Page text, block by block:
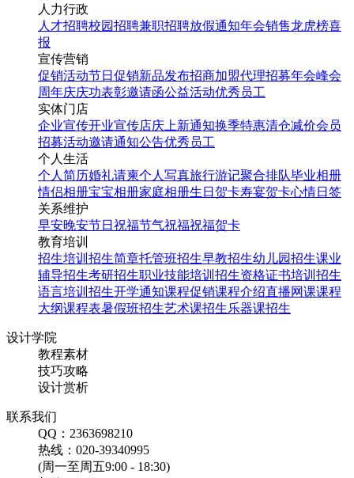
人力行政
人才招聘校园招聘兼职招聘放假通知年会销售龙虎榜喜
报
宣传营销
促销活动节日促销新品发布招商加盟代理招募年会峰会
周年庆庆功表彰邀请函公益活动优秀员工
实体门店
企业宣传开业宣传店庆 上新通知换季特惠清仓减价会员
招募活动邀请通知公告优秀员工
个人生活
个人简历婚礼请柬个人写真旅行游记聚合排队毕业相册
情侣相册宝宝相册家庭相册生日贺卡寿宴贺卡心情日签
关系维护
早安晚安节日祝福节气祝福祝福贺卡
教育培训
招生培训 招生简章托管班招生早教招生幼儿园招生课业
辅导招生考研招生职业技能培训招生资格证书培训招生
语言培训招生开学通知课程促销课程介绍直播网课课程
大纲课程表暑假班招生艺术课招生乐器课招生
设计学院
教程素材
技巧攻略
设计赏析
联系我们
QQ：2363698210
热线：020-39340995
(周一至周五9:00 - 18:30)